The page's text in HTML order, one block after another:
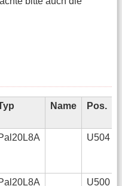
Name Pos.
U504
U500